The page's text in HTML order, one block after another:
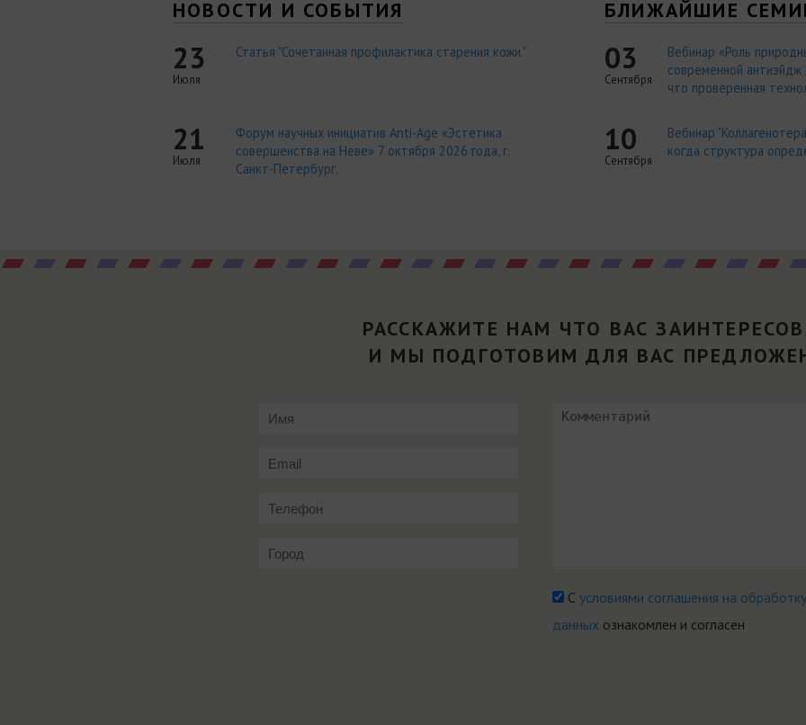
НОВОСТИ И СОБЫТИЯ
23
Июля
Статья "Сочетанная профилактика старения кожи."
21
Июля
Форум научных инициатив Anti-Age «Эстетика
совершенства на Неве» 7 октября 2026 года, г.
Санкт-Петербург.
БЛИЖАЙШИЕ
03
Сентября
Вебинар «Роль
современной
что проверенная
10
Сентября
Вебинар
когда структура
РАССКАЖИТЕ НАМ ЧТО ВАС
И МЫ ПОДГОТОВИМ ДЛЯ ВАС
Сусловиями соглашения на
данных ознакомлен и согласен